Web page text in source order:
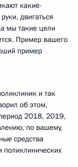
какие-
двигаться
мы такие цели
Пример вашего
пример
и так
об этом,
2018, 2019,
по вашему,
средства
поликлинических